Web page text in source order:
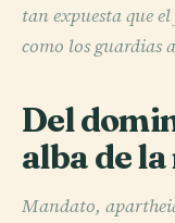
tan expuesta que
como los guardias
Del
alba de
Mandato,